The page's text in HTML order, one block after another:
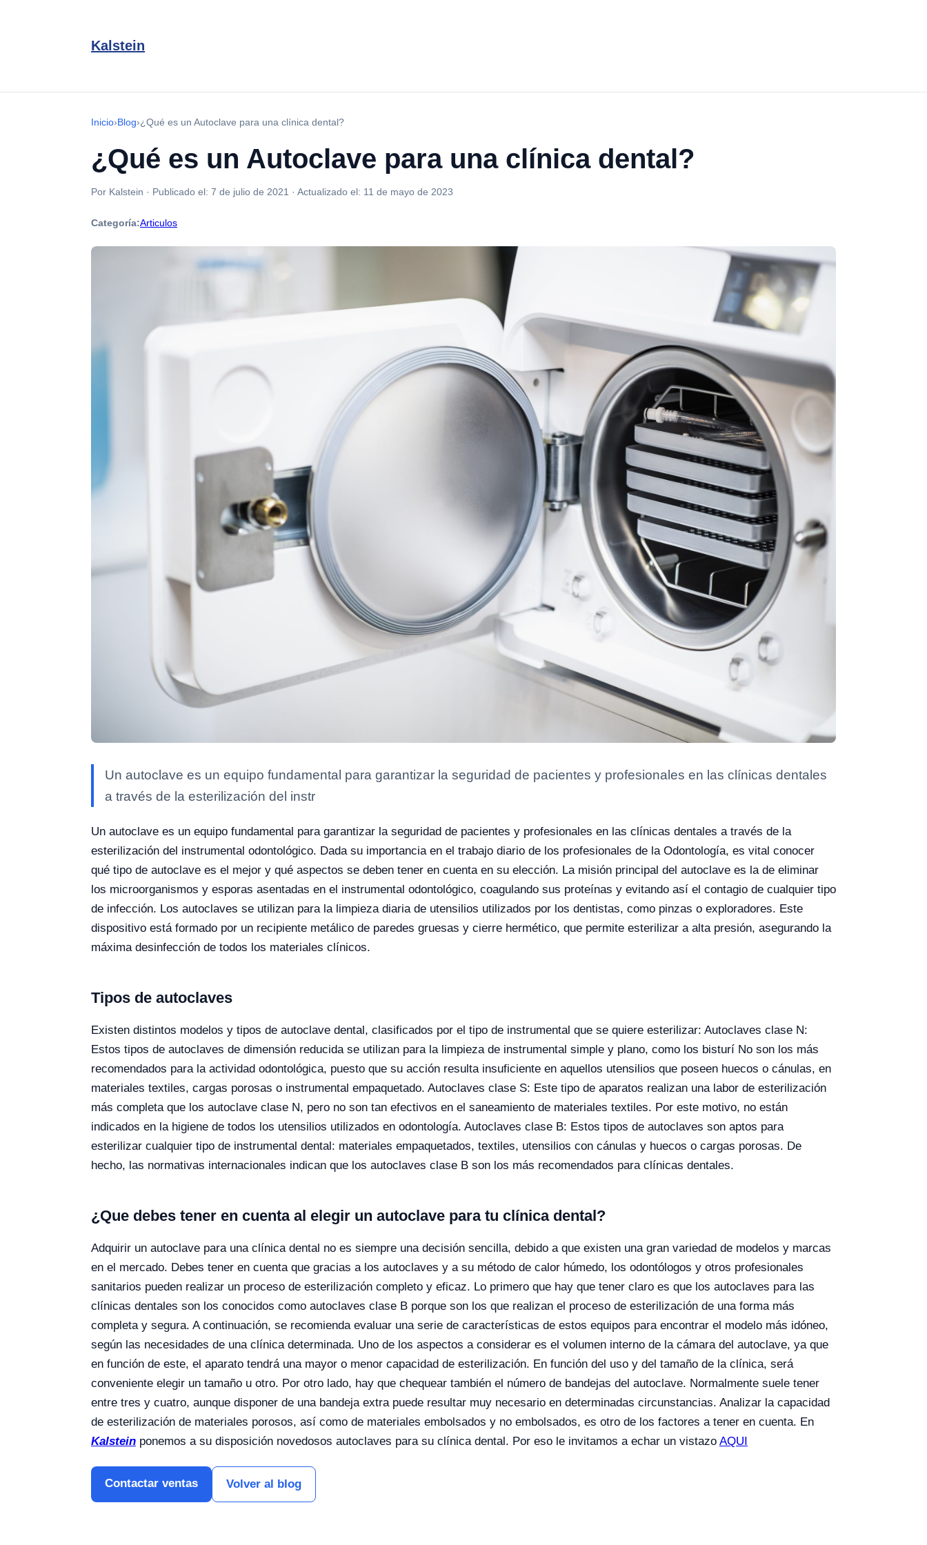
Kalstein
Inicio›Blog›¿Qué es un Autoclave para una clínica dental?
¿Qué es un Autoclave para una clínica dental?
Por Kalstein · Publicado el: 7 de julio de 2021 · Actualizado el: 11 de mayo de 2023
Categoría:Articulos
Un autoclave es un equipo fundamental para garantizar la seguridad de pacientes y profesionales en las clínicas dentales
a través de la esterilización del instr
Un autoclave es un equipo fundamental para garantizar la seguridad de pacientes y profesionales en las clínicas dentales a través de la
esterilización del instrumental odontológico. Dada su importancia en el trabajo diario de los profesionales de la Odontología, es vital conocer
qué tipo de autoclave es el mejor y qué aspectos se deben tener en cuenta en su elección. La misión principal del autoclave es la de eliminar
los microorganismos y esporas asentadas en el instrumental odontológico, coagulando sus proteínas y evitando así el contagio de cualquier tipo
de infección. Los autoclaves se utilizan para la limpieza diaria de utensilios utilizados por los dentistas, como pinzas o exploradores. Este
dispositivo está formado por un recipiente metálico de paredes gruesas y cierre hermético, que permite esterilizar a alta presión, asegurando la
máxima desinfección de todos los materiales clínicos.
Tipos de autoclaves
Existen distintos modelos y tipos de autoclave dental, clasificados por el tipo de instrumental que se quiere esterilizar: Autoclaves clase N:
Estos tipos de autoclaves de dimensión reducida se utilizan para la limpieza de instrumental simple y plano, como los bisturí No son los más
recomendados para la actividad odontológica, puesto que su acción resulta insuficiente en aquellos utensilios que poseen huecos o cánulas, en
materiales textiles, cargas porosas o instrumental empaquetado. Autoclaves clase S: Este tipo de aparatos realizan una labor de esterilización
más completa que los autoclave clase N, pero no son tan efectivos en el saneamiento de materiales textiles. Por este motivo, no están
indicados en la higiene de todos los utensilios utilizados en odontología. Autoclaves clase B: Estos tipos de autoclaves son aptos para
esterilizar cualquier tipo de instrumental dental: materiales empaquetados, textiles, utensilios con cánulas y huecos o cargas porosas. De
hecho, las normativas internacionales indican que los autoclaves clase B son los más recomendados para clínicas dentales.
¿Que debes tener en cuenta al elegir un autoclave para tu clínica dental?
Adquirir un autoclave para una clínica dental no es siempre una decisión sencilla, debido a que existen una gran variedad de modelos y marcas
en el mercado. Debes tener en cuenta que gracias a los autoclaves y a su método de calor húmedo, los odontólogos y otros profesionales
sanitarios pueden realizar un proceso de esterilización completo y eficaz. Lo primero que hay que tener claro es que los autoclaves para las
clínicas dentales son los conocidos como autoclaves clase B porque son los que realizan el proceso de esterilización de una forma más
completa y segura. A continuación, se recomienda evaluar una serie de características de estos equipos para encontrar el modelo más idóneo,
según las necesidades de una clínica determinada. Uno de los aspectos a considerar es el volumen interno de la cámara del autoclave, ya que
en función de este, el aparato tendrá una mayor o menor capacidad de esterilización. En función del uso y del tamaño de la clínica, será
conveniente elegir un tamaño u otro. Por otro lado, hay que chequear también el número de bandejas del autoclave. Normalmente suele tener
entre tres y cuatro, aunque disponer de una bandeja extra puede resultar muy necesario en determinadas circunstancias. Analizar la capacidad
de esterilización de materiales porosos, así como de materiales embolsados y no embolsados, es otro de los factores a tener en cuenta. En
Kalstein ponemos a su disposición novedosos autoclaves para su clínica dental. Por eso le invitamos a echar un vistazo AQUI
Contactar ventas Volver al blog